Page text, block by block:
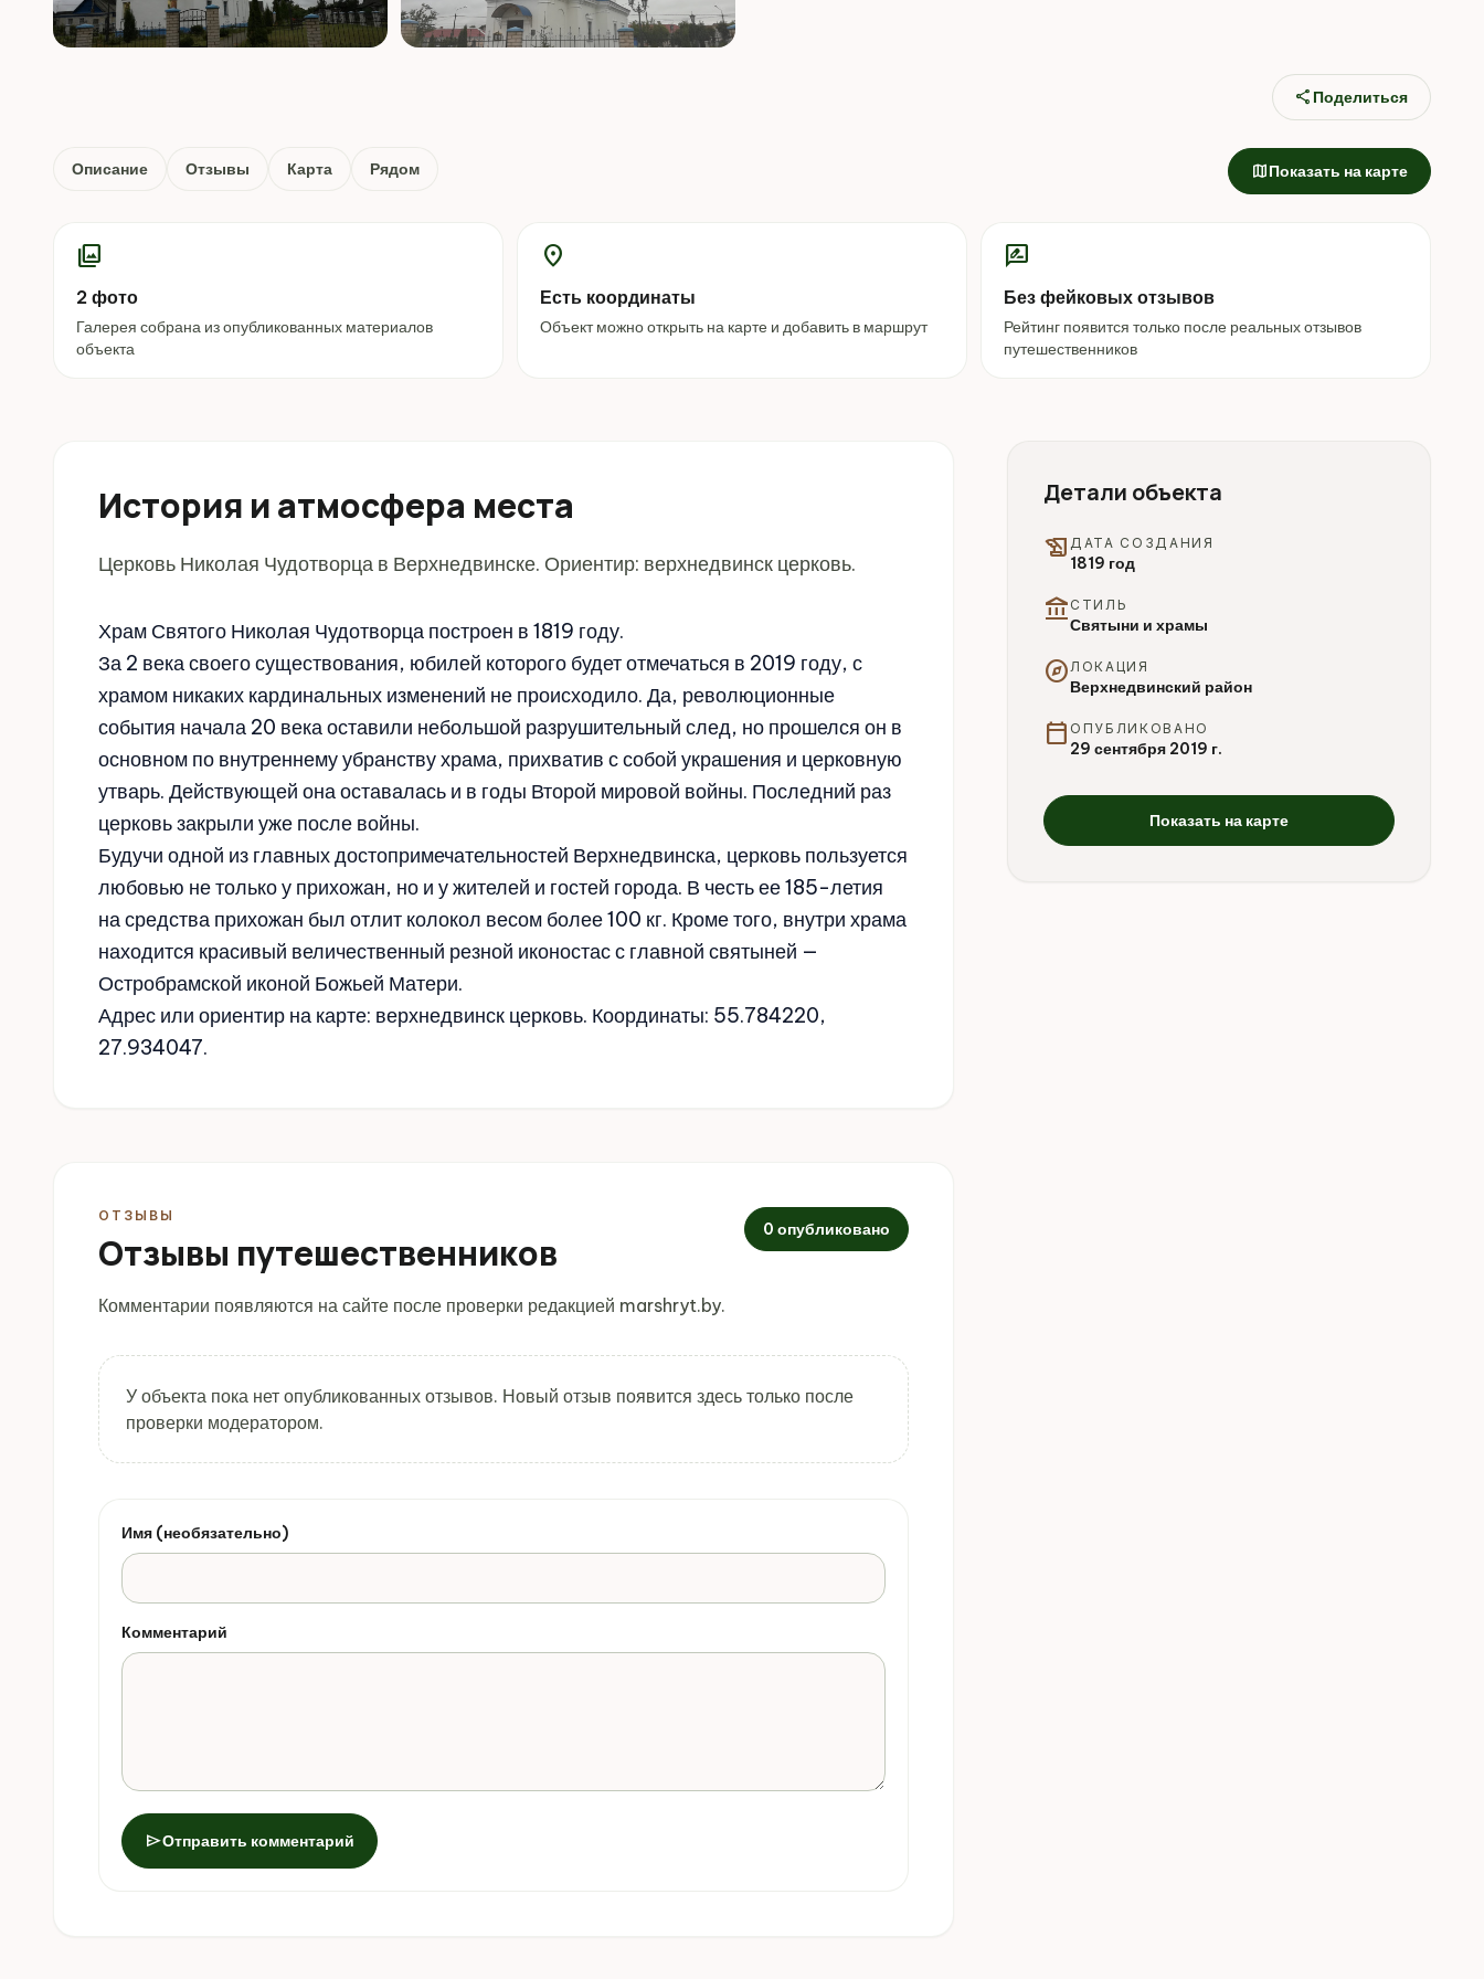
share Поделиться
Описание Отзывы Карта Рядом mapПоказать на карте
photo_library
2 фото
Галерея собрана из опубликованных материалов
объекта
location_on
Есть координаты
Объект можно открыть на карте и добавить в маршрут
rate_review
Без фейковых отзывов
Рейтинг появится только после реальных отзывов
путешественников
История и атмосфера места
Церковь Николая Чудотворца в Верхнедвинске. Ориентир: верхнедвинск церковь.
Храм Святого Николая Чудотворца построен в 1819 году.
За 2 века своего существования, юбилей которого будет отмечаться в 2019 году, с
храмом никаких кардинальных изменений не происходило. Да, революционные
события начала 20 века оставили небольшой разрушительный след, но прошелся он в
основном по внутреннему убранству храма, прихватив с собой украшения и церковную
утварь. Действующей она оставалась и в годы Второй мировой войны. Последний раз
церковь закрыли уже после войны.
Будучи одной из главных достопримечательностей Верхнедвинска, церковь пользуется
любовью не только у прихожан, но и у жителей и гостей города. В честь ее 185-летия
на средства прихожан был отлит колокол весом более 100 кг. Кроме того, внутри храма
находится красивый величественный резной иконостас с главной святыней —
Остробрамской иконой Божьей Матери.
Адрес или ориентир на карте: верхнедвинск церковь. Координаты: 55.784220,
27.934047.
ОТЗЫВЫ
Отзывы путешественников
0 опубликовано
Комментарии появляются на сайте после проверки редакцией marshryt.by.
У объекта пока нет опубликованных отзывов. Новый отзыв появится здесь только после
проверки модератором.
Имя (необязательно)
Комментарий
sendОтправить комментарий
Детали объекта
history_edu ДАТА СОЗДАНИЯ
1819 год
account_balance СТИЛЬ
Святыни и храмы
explore ЛОКАЦИЯ
Верхнедвинский район
calendar_today ОПУБЛИКОВАНО
29 сентября 2019 г.
Показать на карте